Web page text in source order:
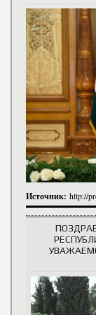
Источник: http://